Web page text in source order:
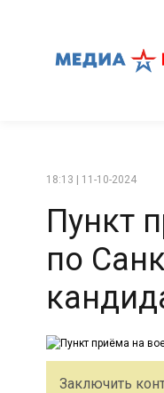
18:13 | 11-10-2024
Пункт
по
Заключить